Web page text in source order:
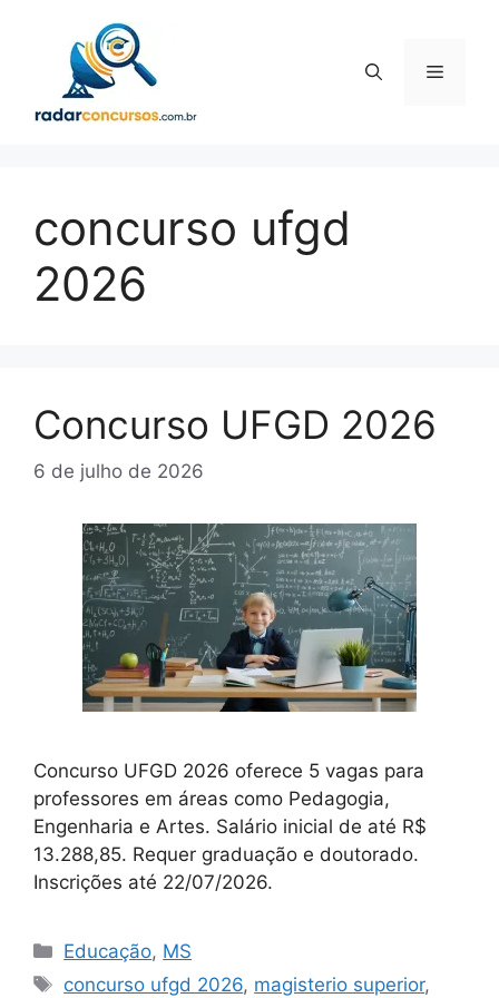
conteúdo
Menu
concurso ufgd
2026
Concurso UFGD 2026
6 de julho de 2026
Concurso UFGD 2026 oferece 5 vagas para
professores em áreas como Pedagogia,
Engenharia e Artes. Salário inicial de até R$
13.288,85. Requer graduação e doutorado.
Inscrições até 22/07/2026.
Categorias
Educação, MS
Tags
concurso ufgd 2026, magisterio superior,